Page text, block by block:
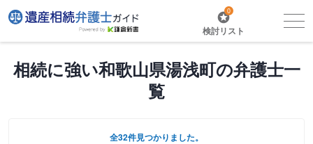
0
検討リスト
相続に強い和歌山県湯浅町の弁護士一
覧
全32件見つかりました。